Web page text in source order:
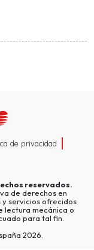
de privacidad
reservados.
de derechos en
y servicios ofrecidos
lectura mecánica o
para tal fin.
2026.